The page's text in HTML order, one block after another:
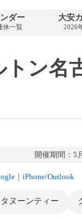
ダー
休一覧
大安
2026
ン名
開催期間：5
｜ iPhone/Outlook
ヌーンティー